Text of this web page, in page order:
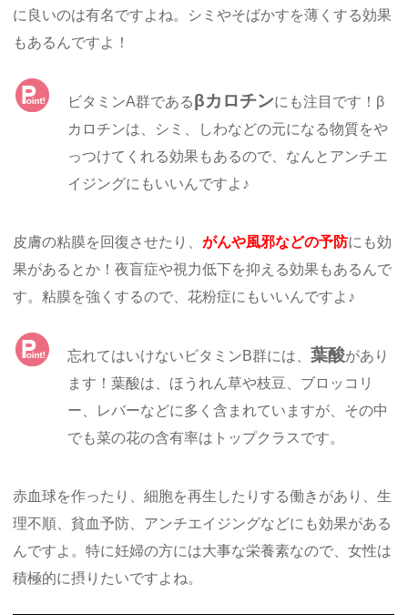
に良いのは有名ですよね。シミやそばかすを薄くする効果
もあるんですよ！
ビタミンA群であるβカロチンにも注目です！β
カロチンは、シミ、しわなどの元になる物質をや
っつけてくれる効果もあるので、なんとアンチエ
イジングにもいいんですよ♪
皮膚の粘膜を回復させたり、がんや風邪などの予防にも効
果があるとか！夜盲症や視力低下を抑える効果もあるんで
す。粘膜を強くするので、花粉症にもいいんですよ♪
忘れてはいけないビタミンB群には、葉酸があり
ます！葉酸は、ほうれん草や枝豆、ブロッコリ
ー、レバーなどに多く含まれていますが、その中
でも菜の花の含有率はトップクラスです。
赤血球を作ったり、細胞を再生したりする働きがあり、生
理不順、貧血予防、アンチエイジングなどにも効果がある
んですよ。特に妊婦の方には大事な栄養素なので、女性は
積極的に摂りたいですよね。